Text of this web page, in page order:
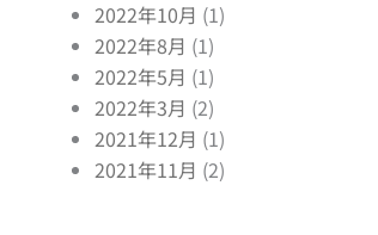
2022年10月 (1)
2022年8月 (1)
2022年5月 (1)
2022年3月 (2)
2021年12月 (1)
2021年11月 (2)